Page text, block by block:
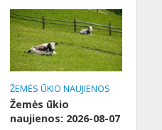
ŽEMĖS ŪKIO NAUJIENOS
Žemės ūkio
naujienos: 2026-08-07